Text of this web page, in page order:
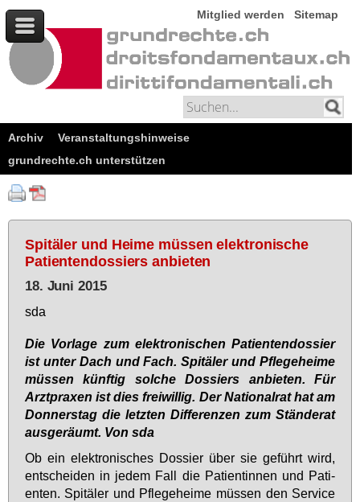
Mitglied werden Sitemap
Archiv
Veranstaltungshinweise
grundrechte.ch unterstützen
Spitäler und Heime müssen elektronische
Patientendossiers anbieten
18. Juni 2015
sda
Die Vorlage zum elektronischen Patientendossier
ist unter Dach und Fach. Spitäler und Pflegeheime
müssen künftig solche Dossiers anbieten. Für
Arztpraxen ist dies freiwillig. Der Nationalrat hat am
Donnerstag die letzten Differenzen zum Ständerat
ausgeräumt. Von sda
Ob ein elek­tro­ni­sches Dos­sier über sie ge­führt wird,
ent­schei­den in je­dem Fall die Pa­ti­en­tin­nen und Pa­ti­
en­ten. Spi­tä­ler und Pfle­ge­hei­me müs­sen den Ser­vice